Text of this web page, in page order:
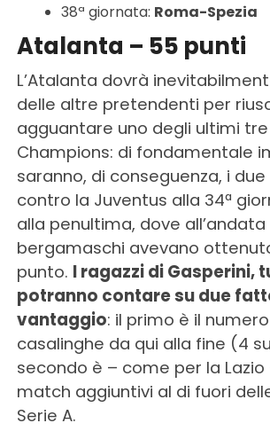
38ª giornata: Roma-Spezia
Atalanta – 55 punti
L’Atalanta dovrà
delle altre pretendenti per
agguantare uno degli ultimi
Champions: di fondamentale
saranno, di conseguenza, i
contro la Juventus alla 34ª
alla penultima, dove all’andata
bergamaschi avevano
punto. I ragazzi di Gasperini,
potranno contare su due
vantaggio: il primo è il
casalinghe da qui alla fine (4
secondo è – come per la Lazio
match aggiuntivi al di fuori
Serie A.